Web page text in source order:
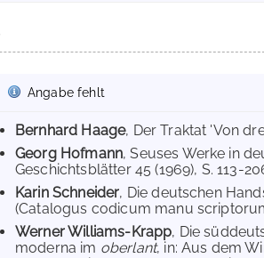
Angabe fehlt
Bernhard Haage, Der Traktat 'Von
Georg Hofmann, Seuses Werke in
Geschichtsblätter 45 (1969), S. 113-
Karin Schneider, Die deutschen
(Catalogus codicum manu
Werner Williams-Krapp, Die
moderna im oberlant, in: Aus dem